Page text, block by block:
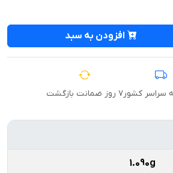
افزودن به سبد
سراسر کشور۷ روز ضمانت بازگشت
1.090g